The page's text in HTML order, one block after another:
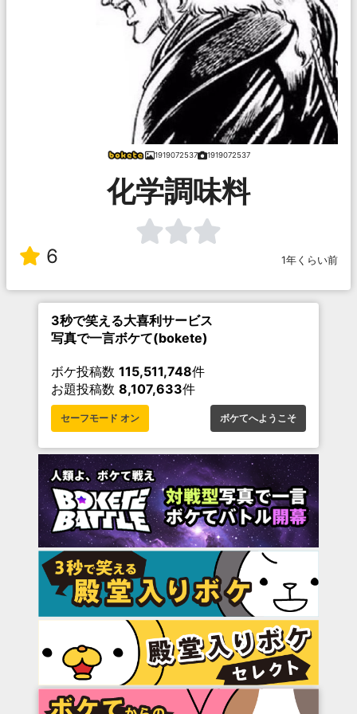
1919072537 1919072537
化学調味料
6 1年くらい前
3秒で笑える大喜利サービス
写真で一言ボケて(bokete)
ボケ投稿数 115,511,748件
お題投稿数 8,107,633件
セーフモード オン ボケてへようこそ